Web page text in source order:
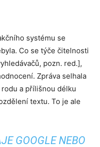
systému se
Co se týče čitelnosti
pozn. red.],
Zpráva selhala
a přílišnou délku
textu. To je ale
GOOGLE NEBO